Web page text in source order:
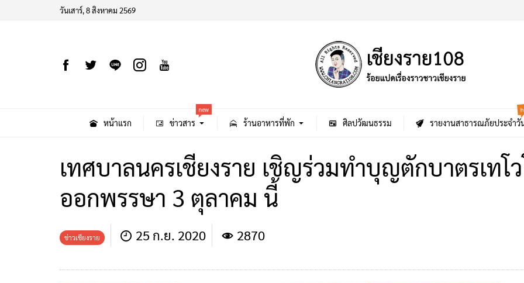
วันเสาร์, 8 สิงหาคม 2569
หน้าแรก ข่าวสาร
new
ร้านอาหารที่พัก ศิลปวัฒนธรรม รายงานสาธารณภัยประจำวั
เทศบาลนครเชียงราย เชิญร่วมทำบุญตักบาตรเท
ออกพรรษา 3 ตุลาคม นี้
ข่าวเชียงราย 25 ก.ย. 2020 2870